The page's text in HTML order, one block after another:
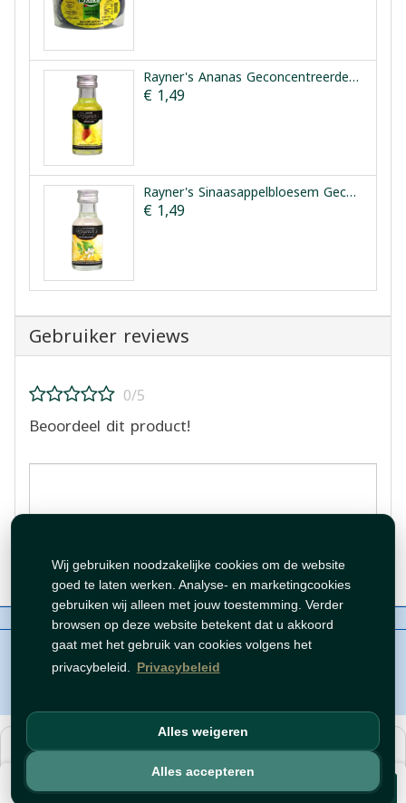
Wij gebruiken noodzakelijke cookies om de website
goed te laten werken. Analyse- en marketingcookies
gebruiken wij alleen met jouw toestemming. Verder
browsen op deze website betekent dat u akkoord
gaat met het gebruik van cookies volgens het
privacybeleid. Privacybeleid
Alles weigeren
Alles accepteren
€ 1,18 Voeg toe
Rayner's Ananas Geconcentreerde Smaakessentie 25ml
€ 1,49
Rayner's Sinaasappelbloesem Geconcentreerde Smaakessentie 28ml
€ 1,49
Gebruiker reviews
0/5
Beoordeel dit product!
Beoordeling plaatsen
Over ons Beleid
WhatsAppen
auteursrechten©Tawfeer 2018-2026
هذا متجر جملة. الأسعار وميزات الشراء متاحة فقط للحساباتالمسجّلة
والمفعّلة
سجّل دخولأوافتح حساب .